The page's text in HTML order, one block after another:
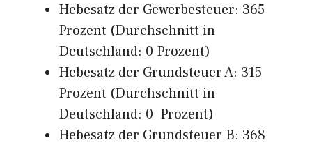
Hebesatz der Gewerbesteuer: 365
Prozent (Durchschnitt in
Deutschland: 0 Prozent)
Hebesatz der Grundsteuer A: 315
Prozent (Durchschnitt in
Deutschland: 0 Prozent)
Hebesatz der Grundsteuer B: 368